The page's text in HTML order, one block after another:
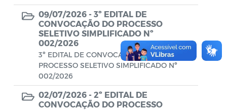
Instruções Normativas
Intimação
JARI - Junta Recursos de Infração de
Trânsito
Licenças Específicas
Notificação
09/07/2026 - 3º EDITAL DE
CONVOCAÇÃO DO PROCESSO
SELETIVO SIMPLIFICADO Nº
002/2026
3º EDITAL DE CONVOCAÇÃO DO
PROCESSO SELETIVO SIMPLIFICADO Nº
002/2026
02/07/2026 - 2º EDITAL DE
CONVOCAÇÃO DO PROCESSO